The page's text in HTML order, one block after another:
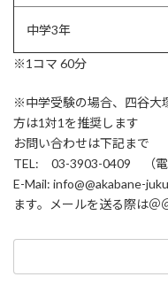
中学3年
※1コマ 60分
※中学受験の場合、四谷大
方は1対1を推奨します
お問い合わせは下記まで
TEL: 03-3903-0409 （電
E-Mail: info@@akabane-
ます。メールを送る際は＠